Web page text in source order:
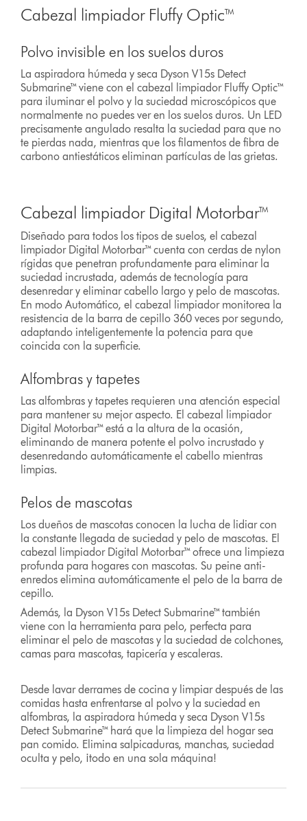
Cabezal limpiador Fluffy Optic™
Polvo invisible en los suelos duros
La aspiradora húmeda y seca Dyson V15s Detect
Submarine™ viene con el cabezal limpiador Fluffy Optic™
para iluminar el polvo y la suciedad microscópicos que
normalmente no puedes ver en los suelos duros. Un LED
precisamente angulado resalta la suciedad para que no
te pierdas nada, mientras que los filamentos de fibra de
carbono antiestáticos eliminan partículas de las grietas.
Cabezal limpiador Digital Motorbar™
Diseñado para todos los tipos de suelos, el cabezal
limpiador Digital Motorbar™ cuenta con cerdas de nylon
rígidas que penetran profundamente para eliminar la
suciedad incrustada, además de tecnología para
desenredar y eliminar cabello largo y pelo de mascotas.
En modo Automático, el cabezal limpiador monitorea la
resistencia de la barra de cepillo 360 veces por segundo,
adaptando inteligentemente la potencia para que
coincida con la superficie.
Alfombras y tapetes
Las alfombras y tapetes requieren una atención especial
para mantener su mejor aspecto. El cabezal limpiador
Digital Motorbar™ está a la altura de la ocasión,
eliminando de manera potente el polvo incrustado y
desenredando automáticamente el cabello mientras
limpias.
Pelos de mascotas
Los dueños de mascotas conocen la lucha de lidiar con
la constante llegada de suciedad y pelo de mascotas. El
cabezal limpiador Digital Motorbar™ ofrece una limpieza
profunda para hogares con mascotas. Su peine anti-
enredos elimina automáticamente el pelo de la barra de
cepillo.
Además, la Dyson V15s Detect Submarine™ también
viene con la herramienta para pelo, perfecta para
eliminar el pelo de mascotas y la suciedad de colchones,
camas para mascotas, tapicería y escaleras.
Desde lavar derrames de cocina y limpiar después de las
comidas hasta enfrentarse al polvo y la suciedad en
alfombras, la aspiradora húmeda y seca Dyson V15s
Detect Submarine™ hará que la limpieza del hogar sea
pan comido. Elimina salpicaduras, manchas, suciedad
oculta y pelo, ¡todo en una sola máquina!